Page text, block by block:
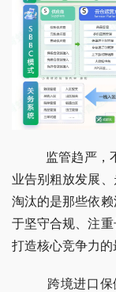
监管趋严，不
业告别粗放发展
淘汰的是那些依
于坚守合规、注重
打造核心竞争力的
跨境进口保健